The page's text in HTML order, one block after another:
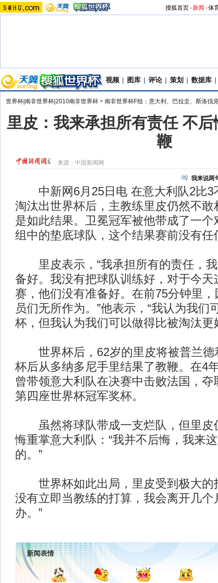
搜狐首页-新闻 -体
视频 | 图库 | 评论 | 策划 | 数据库 |
世界杯|南非世界杯|2010南非世界杯 > 南非世界杯F组：意大利、巴拉圭、斯洛伐
里皮：我来承担所有责任 不
鞭
来源： 中国新闻网
我来说两
中新网6月25日电 在意大利队2比3
淘汰出世界杯后，主教练里皮仍然不敢
是如此结果。卫冕冠军被他带成了一个
组中的垫底球队，这个结果赛前没有任
里皮表示，“我承担所有的责任，我
备好。我没有把球队训练好，对于今天
赛，他们没有准备好。在前75分钟里
员们无所作为。”他表示，“我认为我们
杯，但我认为我们可以做得比被淘汰更
世界杯后，62岁的里皮将被普兰德
杯后从多纳多尼手里结果了教鞭。在4
曾带领意大利队在决赛中击败法国，
第四座世界杯冠军奖杯。
虽然将球队带成一支烂队，但里皮
悔重掌意大利队：“我并不后悔，我来
的。”
世界杯如此出局，里皮受到极大的
没有立即当教练的打算，我会离开几个
办。”
新闻表情